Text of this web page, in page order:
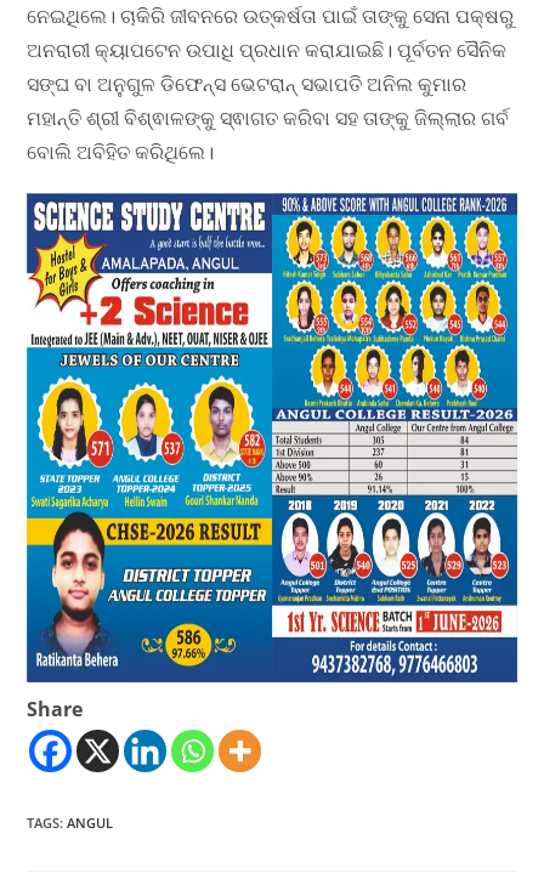
ନେଇଥିଲେ। ଚାକିରି ଜୀବନରେ ଉତ୍କର୍ଷତା ପାଇଁ ତାଙ୍କୁ ସେନା ପକ୍ଷରୁ
ଅନରାରୀ କ୍ୟାପଟେନ ଉପାଧି ପ୍ରଧାନ କରାଯାଇଛି। ପୂର୍ବତନ ସୈନିକ
ସଙ୍ଘ ବା ଅନୁଗୁଳ ଡିଫେନ୍ସ ଭେଟରାନ୍ ସଭାପତି ଅନିଲ କୁମାର
ମହାନ୍ତି ଶ୍ରୀ ବିଶ୍ଵାଳଙ୍କୁ ସ୍ଵାଗତ କରିବା ସହ ତାଙ୍କୁ ଜିଲ୍ଲାର ଗର୍ବ
ବୋଲି ଅବିହିତ କରିଥିଲେ।
Share
TAGS:ANGUL